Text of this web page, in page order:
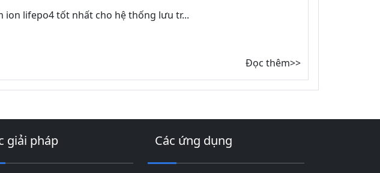
ion lifepo4 tốt nhất cho hệ thống lưu tr...
Đọc thêm>>
giải pháp Các ứng dụng